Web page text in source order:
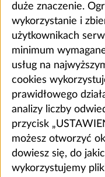
duże znaczenie.
wykorzystanie i
użytkownikach
minimum
usług na
cookies
prawidłowego
analizy liczby
przycisk
możesz otworzyć
dowiesz się, do
wykorzystujemy